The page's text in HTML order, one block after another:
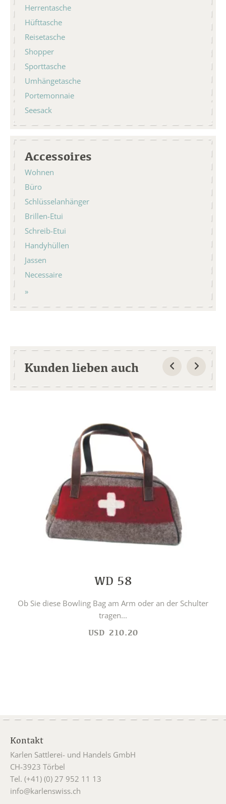
Herrentasche
Hüfttasche
Reisetasche
Shopper
Sporttasche
Umhängetasche
Portemonnaie
Seesack
Accessoires
Wohnen
Büro
Schlüsselanhänger
Brillen-Etui
Schreib-Etui
Handyhüllen
Jassen
Necessaire
Kunden lieben auch
WD 58
Ob Sie diese Bowling Bag am Arm oder an der Schulter
tragen...
USD 210.20
Kontakt
Karlen Sattlerei- und Handels GmbH
CH-3923 Törbel
Tel. (+41) (0) 27 952 11 13
info@karlenswiss.ch